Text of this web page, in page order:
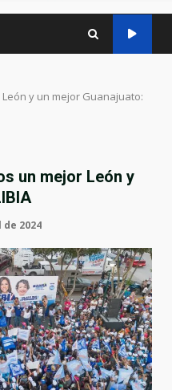
y un mejor Guanajuato:
un mejor León y
2024